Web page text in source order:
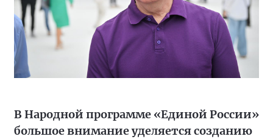
В Народной программе «Единой России»
большое внимание уделяется созданию